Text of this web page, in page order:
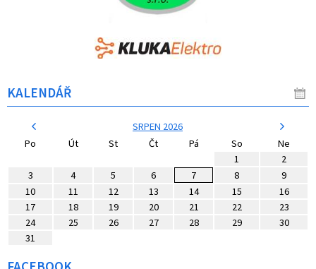
KALENDÁŘ
SRPEN 2026
Po
Út St Čt Pá So
Ne
1
2
3
4 5 6 7 8
9
10
11 12 13 14 15
16
17
18 19 20 21 22
23
24
25 26 27 28 29
30
31